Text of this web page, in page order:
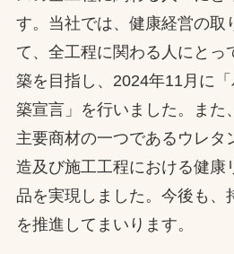
す。当社では、健康経営の取
て、全工程に関わる人にとっ
築を目指し、2024年11月に
築宣言」を行いました。また
主要商材の一つであるウレタ
造及び施工工程における健康
品を実現しました。今後も、
を推進してまいります。